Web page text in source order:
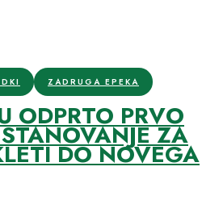
ZADRUGA EPEKA
ODPRTO PRVO
ZA
DO NOVEGA